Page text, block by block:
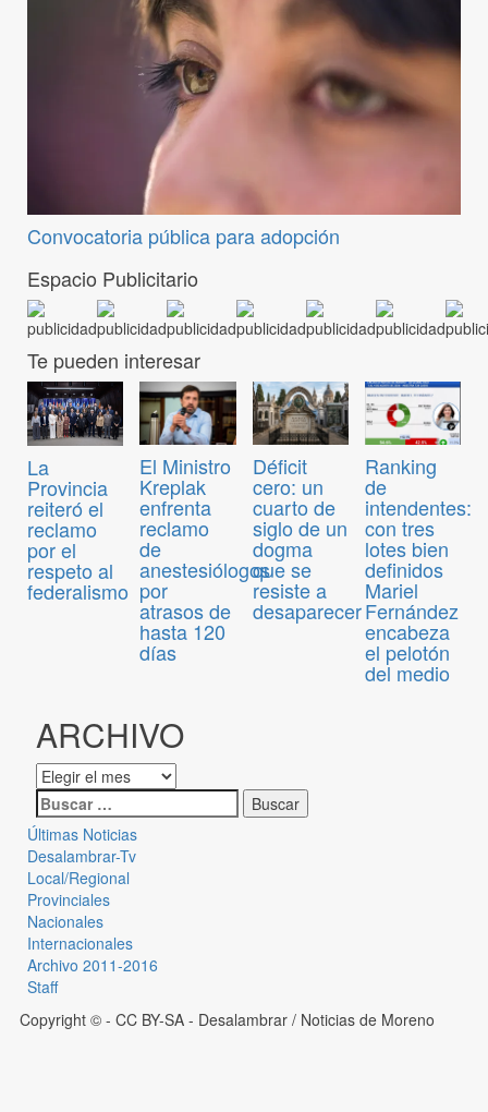
Convocatoria pública para adopción
Espacio Publicitario
Te pueden interesar
La
Provincia
reiteró el
reclamo
por el
respeto al
federalismo
El Ministro
Kreplak
enfrenta
reclamo
de
anestesiólogos
por
atrasos de
hasta 120
días
Déficit
cero: un
cuarto de
siglo de un
dogma
que se
resiste a
desaparecer
Ranking
de
intendentes:
con tres
lotes bien
definidos
Mariel
Fernández
encabeza
el pelotón
del medio
ARCHIVO
Últimas Noticias
Desalambrar-Tv
Local/Regional
Provinciales
Nacionales
Internacionales
Archivo 2011-2016
Staff
Copyright © - CC BY-SA - Desalambrar / Noticias de Moreno